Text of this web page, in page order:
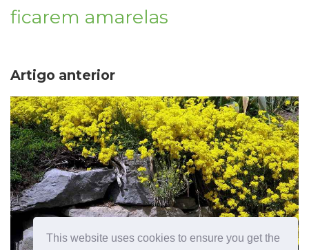
This website uses cookies to ensure you get the
ficarem amarelas
Artigo anterior